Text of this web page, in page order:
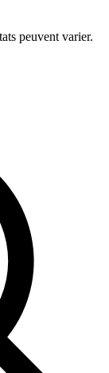
peuvent varier.